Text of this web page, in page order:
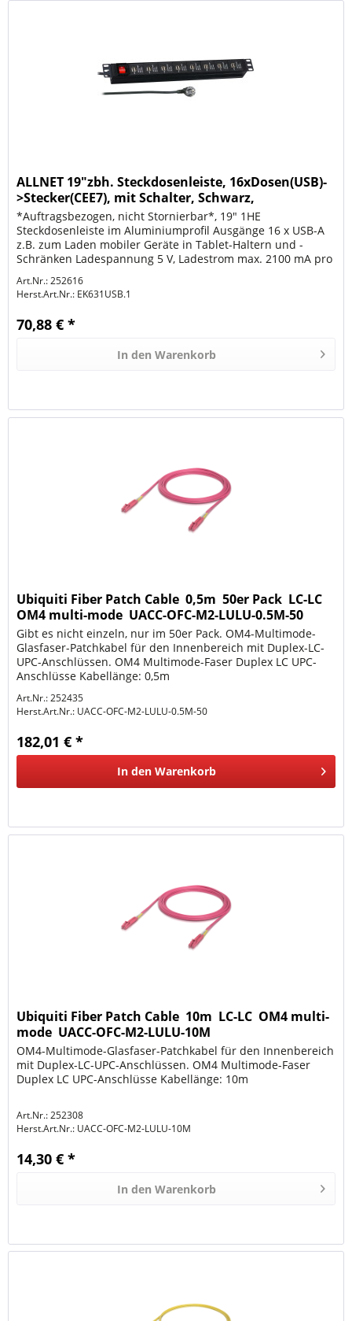
ALLNET 19"zbh. Steckdosenleiste, 16xDosen(USB)-
>Stecker(CEE7), mit Schalter, Schwarz,
*Auftragsbezogen, nicht Stornierbar*, 19" 1HE
Steckdosenleiste im Aluminiumprofil Ausgänge 16 x USB-A
z.B. zum Laden mobiler Geräte in Tablet-Haltern und -
Schränken Ladespannung 5 V, Ladestrom max. 2100 mA pro
Art.Nr.: 252616
Herst.Art.Nr.: EK631USB.1
70,88 € *
In den Warenkorb
Ubiquiti Fiber Patch Cable  0,5m  50er Pack  LC-LC 
OM4 multi-mode  UACC-OFC-M2-LULU-0.5M-50
Gibt es nicht einzeln, nur im 50er Pack. OM4-Multimode-
Glasfaser-Patchkabel für den Innenbereich mit Duplex-LC-
UPC-Anschlüssen. OM4 Multimode-Faser Duplex LC UPC-
Anschlüsse Kabellänge: 0,5m
Art.Nr.: 252435
Herst.Art.Nr.: UACC-OFC-M2-LULU-0.5M-50
182,01 € *
In den Warenkorb
Ubiquiti Fiber Patch Cable  10m  LC-LC  OM4 multi-
mode  UACC-OFC-M2-LULU-10M
OM4-Multimode-Glasfaser-Patchkabel für den Innenbereich
mit Duplex-LC-UPC-Anschlüssen. OM4 Multimode-Faser
Duplex LC UPC-Anschlüsse Kabellänge: 10m
Art.Nr.: 252308
Herst.Art.Nr.: UACC-OFC-M2-LULU-10M
14,30 € *
In den Warenkorb